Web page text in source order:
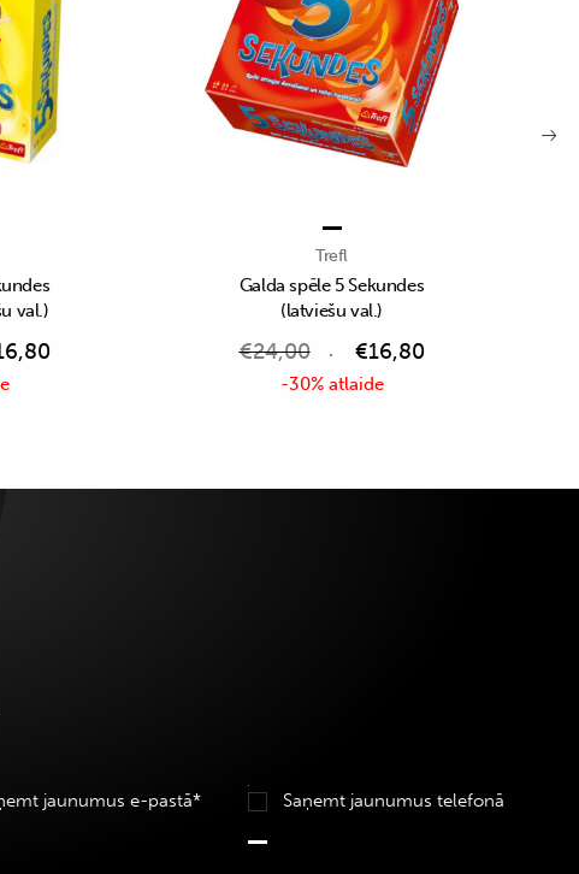
val.)
Trefl
Galda spēle 5 Sekundes
(latviešu val.)
€24,00 €16,80
-30% atlaide
jaunumus e-pastā* Saņemt jaunumus telefonā